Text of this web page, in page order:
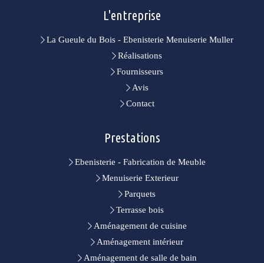
L'entreprise
La Gueule du Bois - Ebenisterie Menuiserie Muller
Réalisations
Fournisseurs
Avis
Contact
Prestations
Ebenisterie - Fabrication de Meuble
Menuiserie Exterieur
Parquets
Terrasse bois
Aménagement de cuisine
Aménagement intérieur
Aménagement de salle de bain